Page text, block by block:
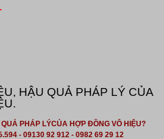
HẬU QUẢ PHÁP LÝ CỦA
PHÁP LÝCỦA HỢP ĐỒNG VÔ HIỆU?
- 09130 92 912 - 0982 69 29 12